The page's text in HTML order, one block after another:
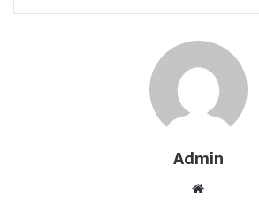
Admin